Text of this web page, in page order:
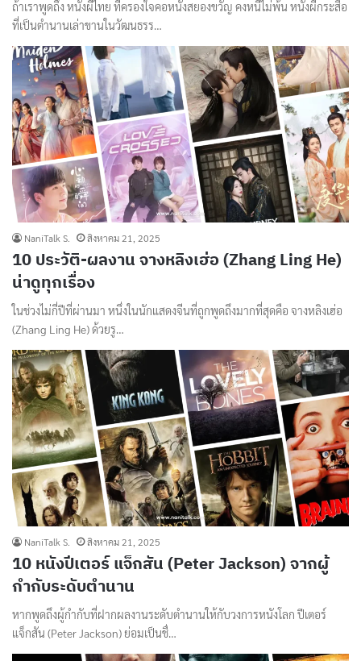
ถ้าเราพูดถึง หนังผีไทย ที่ครองใจคอหนังสยองขวัญ คงหนีไม่พ้น หนังผีกระสือ
ที่เป็นตำนานเล่าขานในวัฒนธรร…
NaniTalk S. สิงหาคม 21, 2025
10 ประวัติ-ผลงาน จางหลิงเฮ่อ (Zhang Ling He)
น่าดูทุกเรื่อง
ในช่วงไม่กี่ปีที่ผ่านมา หนึ่งในนักแสดงจีนที่ถูกพูดถึงมากที่สุดคือ จางหลิงเฮ่อ
(Zhang Ling He) ด้วยรู…
NaniTalk S. สิงหาคม 21, 2025
10 หนังปีเตอร์ แจ็กสัน (Peter Jackson) จากผู้
กำกับระดับตำนาน
หากพูดถึงผู้กำกับที่ฝากผลงานระดับตำนานให้กับวงการหนังโลก ปีเตอร์
แจ็กสัน (Peter Jackson) ย่อมเป็นชื่…